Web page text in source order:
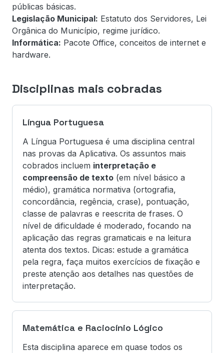
públicas básicas.
Legislação Municipal: Estatuto dos Servidores, Lei
Orgânica do Município, regime jurídico.
Informática: Pacote Office, conceitos de internet e
hardware.
Disciplinas mais cobradas
Língua Portuguesa
A Língua Portuguesa é uma disciplina central
nas provas da Aplicativa. Os assuntos mais
cobrados incluem interpretação e
compreensão de texto (em nível básico a
médio), gramática normativa (ortografia,
concordância, regência, crase), pontuação,
classe de palavras e reescrita de frases. O
nível de dificuldade é moderado, focando na
aplicação das regras gramaticais e na leitura
atenta dos textos. Dicas: estude a gramática
pela regra, faça muitos exercícios de fixação e
preste atenção aos detalhes nas questões de
interpretação.
Matemática e Raciocínio Lógico
Esta disciplina aparece em quase todos os